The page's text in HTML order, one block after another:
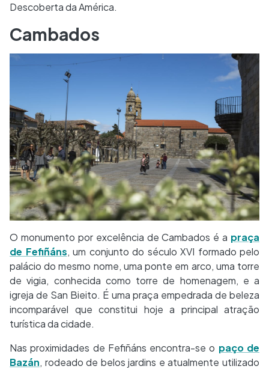
Descoberta da América.
Cambados
O monumento por excelência de Cambados é a praça
de Fefiñáns, um conjunto do século XVI formado pelo
palácio do mesmo nome, uma ponte em arco, uma torre
de vigia, conhecida como torre de homenagem, e a
igreja de San Bieito. É uma praça empedrada de beleza
incomparável que constitui hoje a principal atração
turística da cidade.
Nas proximidades de Fefiñáns encontra-se o paço de
Bazán, rodeado de belos jardins e atualmente utilizado